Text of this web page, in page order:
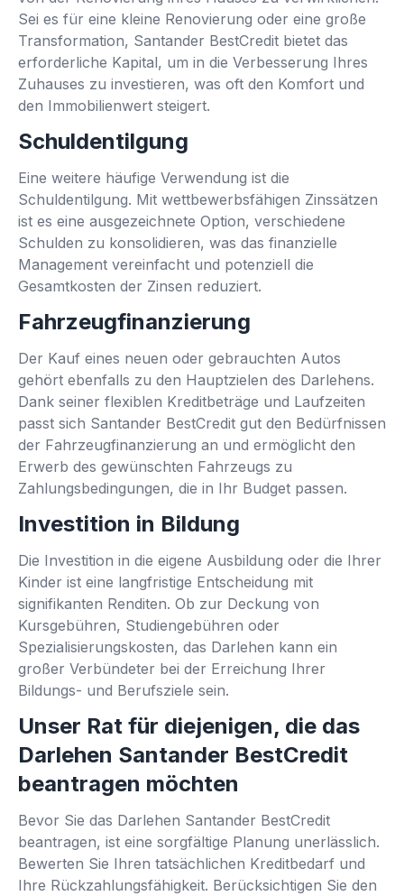
Sei es für eine kleine Renovierung oder eine große
Transformation, Santander BestCredit bietet das
erforderliche Kapital, um in die Verbesserung Ihres
Zuhauses zu investieren, was oft den Komfort und
den Immobilienwert steigert.
Schuldentilgung
Eine weitere häufige Verwendung ist die
Schuldentilgung. Mit wettbewerbsfähigen Zinssätzen
ist es eine ausgezeichnete Option, verschiedene
Schulden zu konsolidieren, was das finanzielle
Management vereinfacht und potenziell die
Gesamtkosten der Zinsen reduziert.
Fahrzeugfinanzierung
Der Kauf eines neuen oder gebrauchten Autos
gehört ebenfalls zu den Hauptzielen des Darlehens.
Dank seiner flexiblen Kreditbeträge und Laufzeiten
passt sich Santander BestCredit gut den Bedürfnissen
der Fahrzeugfinanzierung an und ermöglicht den
Erwerb des gewünschten Fahrzeugs zu
Zahlungsbedingungen, die in Ihr Budget passen.
Investition in Bildung
Die Investition in die eigene Ausbildung oder die Ihrer
Kinder ist eine langfristige Entscheidung mit
signifikanten Renditen. Ob zur Deckung von
Kursgebühren, Studiengebühren oder
Spezialisierungskosten, das Darlehen kann ein
großer Verbündeter bei der Erreichung Ihrer
Bildungs- und Berufsziele sein.
Unser Rat für diejenigen, die das
Darlehen Santander BestCredit
beantragen möchten
Bevor Sie das Darlehen Santander BestCredit
beantragen, ist eine sorgfältige Planung unerlässlich.
Bewerten Sie Ihren tatsächlichen Kreditbedarf und
Ihre Rückzahlungsfähigkeit. Berücksichtigen Sie den